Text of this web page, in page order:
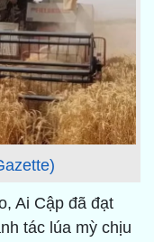
Ai Cập đã đạt
tác lúa mỳ chịu